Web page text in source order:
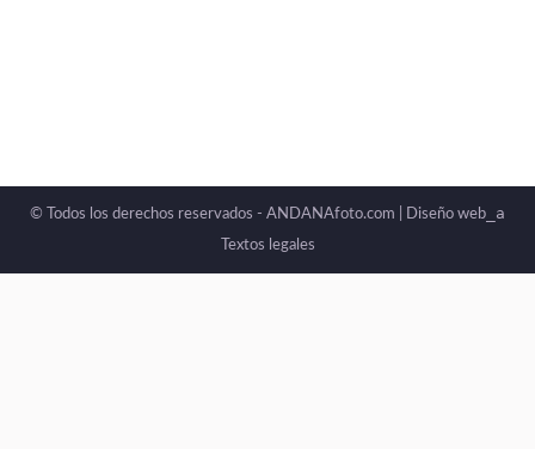
© Todos los derechos reservados - ANDANAfoto.com | Diseño web _a
Textos legales